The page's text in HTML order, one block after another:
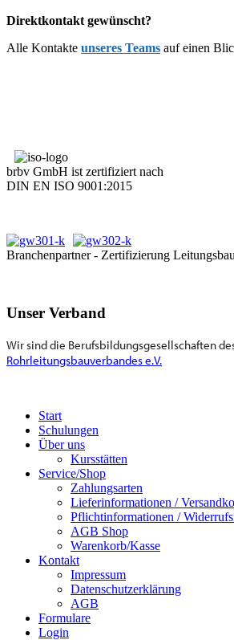
Direktkontakt gewünscht?
Alle Kontakte unseres Teams auf einen
brbv GmbH ist zertifiziert nach
DIN EN ISO 9001:2015
Branchenpartner - Zertifizierung Leitungsbau
Unser Verband
Wir sind die Berufsbildungsgesellschaften
Rohrleitungsbauverbandes e.V.
Start
Schulungen
Über uns
Kursstätten
Service/Shop
Zahlungsarten
Lieferinformationen /
Pflichtinformationen /
AGB Shop
Warenkorb/Kasse
Kontakt
Impressum
Datenschutzerklärung
AGB
Formulare
Login